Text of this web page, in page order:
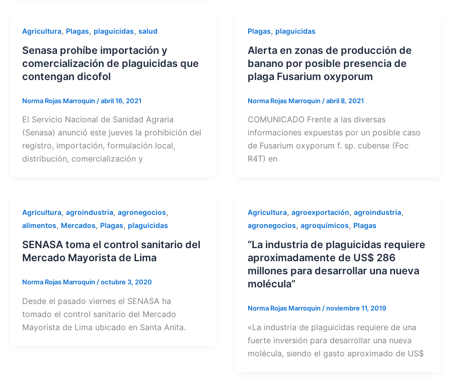
Agricultura, Plagas, plaguicidas, salud
Senasa prohíbe importación y
comercialización de plaguicidas que
contengan dicofol
Norma Rojas Marroquin /abril 16, 2021
El Servicio Nacional de Sanidad Agraria
(Senasa) anunció este jueves la prohibición del
registro, importación, formulación local,
distribución, comercialización y
Plagas, plaguicidas
Alerta en zonas de producción de
banano por posible presencia de
plaga Fusarium oxyporum
Norma Rojas Marroquin /abril 8, 2021
COMUNICADO Frente a las diversas
informaciones expuestas por un posible caso
de Fusarium oxyporum f. sp. cubense (Foc
R4T) en
Agricultura, agroindustria, agronegocios,
alimentos, Mercados, Plagas, plaguicidas
SENASA toma el control sanitario del
Mercado Mayorista de Lima
Norma Rojas Marroquin /octubre 3, 2020
Desde el pasado viernes el SENASA ha
tomado el control sanitario del Mercado
Mayorista de Lima ubicado en Santa Anita.
Agricultura, agroexportación, agroindustria,
agronegocios, agroquímicos, Plagas
“La industria de plaguicidas requiere
aproximadamente de US$ 286
millones para desarrollar una nueva
molécula”
Norma Rojas Marroquin /noviembre 11, 2019
«La industria de plaguicidas requiere de una
fuerte inversión para desarrollar una nueva
molécula, siendo el gasto aproximado de US$